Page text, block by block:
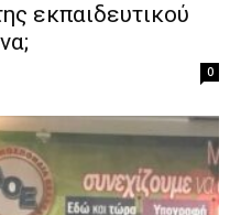
εκπαιδευτικού
0